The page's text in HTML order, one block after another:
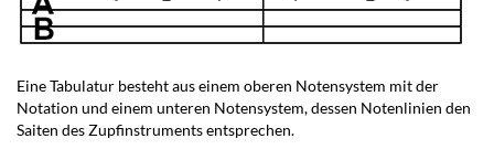
Eine Tabulatur besteht aus einem oberen Notensystem mit der
Notation und einem unteren Notensystem, dessen Notenlinien den
Saiten des Zupfinstruments entsprechen.